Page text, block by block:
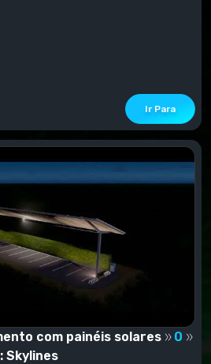
Ir Para
com painéis solares
0
Skylines